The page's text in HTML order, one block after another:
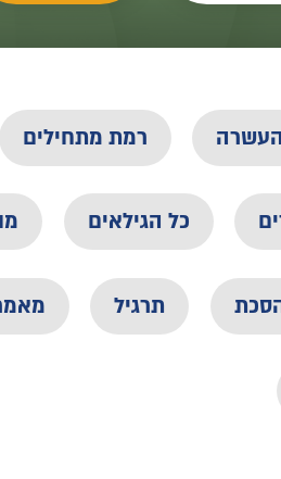
העשרה רמת מתחילים
כל הגילאים
תרגיל